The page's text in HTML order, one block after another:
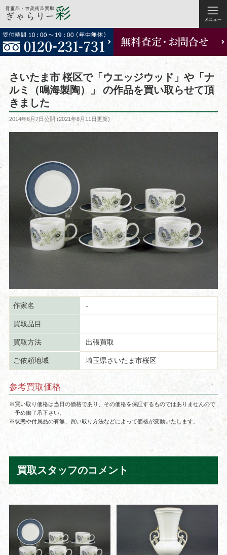
コ
ン
テ
さいたま市 桜区で「ウエッジウッド」や「ナ
ルミ（鳴海製陶）」 の作品を買い取らせて頂
きました
投
2014年6月7日公開 (2021年8月11日更新)
作家名 -
買取品目
買取方法 出張買取
ご依頼地域 埼玉県さいたま市桜区
参考買取価格
※買い取り価格は当日の価格であり、その価格を保証するものではありませんので
予め御了承下さい。
※状態や付属品の有無、買い取り方法などによって価格が変動いたします。
買取スタッフのコメント